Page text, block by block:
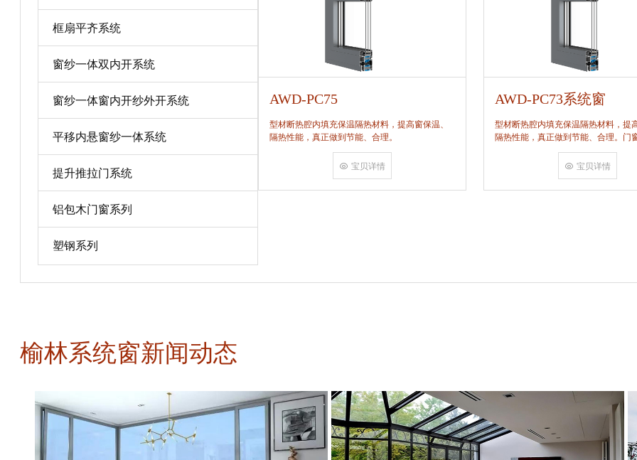
框扇平齐系统
窗纱一体双内开系统
窗纱一体窗内开纱外开系统
平移内悬窗纱一体系统
提升推拉门系统
铝包木门窗系列
塑钢系列
AWD-PC80
隔热性能，真正做到节能、合理。
宝贝详情
AWD-PC75
型材断热腔内填充保温隔热材料，提高窗保温、
隔热性能，真正做到节能、合理。
宝贝详情
AWD-PC73系统窗
型材断热腔内填充保温隔热材料，提
隔热性能，真正做到节能、合理。门
角，采用多点挤压角码结构与加重型
结合完成，在通过角部加注德国双组
宝贝详情
榆林系统窗新闻动态